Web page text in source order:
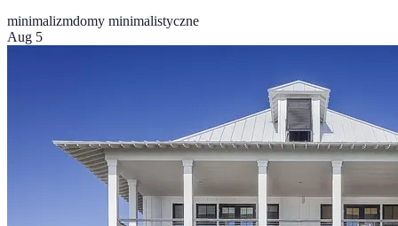
minimalizmdomy minimalistyczne
Aug 5